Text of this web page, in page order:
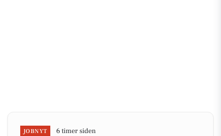
JOBNYT 6 timer siden